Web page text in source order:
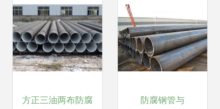
方正三油两布防腐 防腐钢管与